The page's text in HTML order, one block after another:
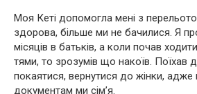
Моя Кеті допомогла мені з
здорова, більше ми не бачилися. Я
місяців в батьків, а коли почав
тями, то зрозумів що накоїв. Поїхав
покаятися, вернутися до жінки, адже
документам ми сім’я.